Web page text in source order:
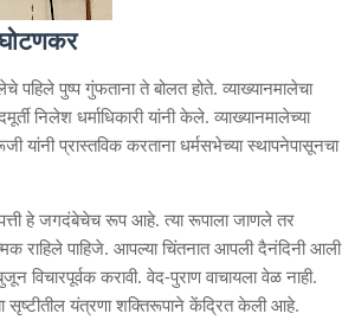
पहिले पुष्प गुंफताना ते बोलत होते. व्याख्यानमालेचा
निलेश धर्माधिकारी यांनी केले. व्याख्यानमालेच्या
यांनी प्रास्तविक करताना धर्मसभेच्या स्थापनेपासूनचा
हे जगदंबेचेच रूप आहे. त्या रूपाला जाणले तर
राहिले पाहिजे. आपल्या चिंतनात आपली दैनंदिनी आली
करावी. वेद-पुराण वाचायला वेळ नाही.
यंत्रणा शक्तिरूपाने केंद्रित केली आहे.